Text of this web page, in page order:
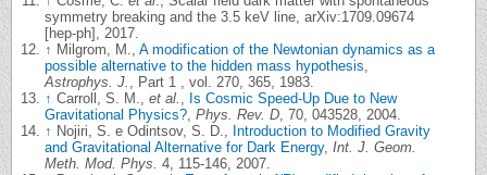
symmetry breaking and the 3.5 keV line, arXiv:1709.09674
[hep-ph], 2017.
↑ Milgrom, M., A modification of the Newtonian dynamics as a
possible alternative to the hidden mass hypothesis
Astrophys. J.
, Part 1 , vol. 270, 365, 1983.
↑ Carroll, S. M., et al.
Is Cosmic Speed-Up Due to New
Gravitational Physics? Phys. Rev. D , 70, 043528, 2004.
↑ Nojiri, S. e Odintsov, S. D.,
Introduction to Modified Gravity
and Gravitational Alternative for Dark Energy, Int. J. Geom.
Meth. Mod. Phys. 4, 115-146, 2007.